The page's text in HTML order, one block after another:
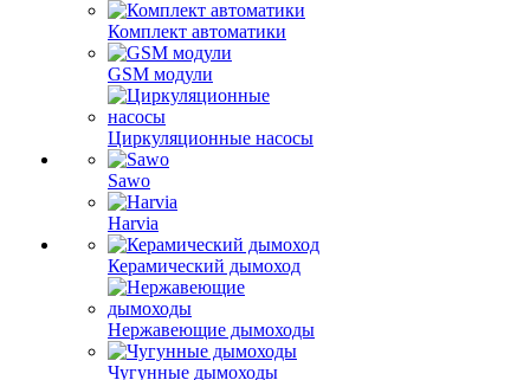
Комплект автоматики
GSM модули
Циркуляционные насосы
Sawo
Harvia
Керамический дымоход
Нержавеющие дымоходы
Чугунные дымоходы